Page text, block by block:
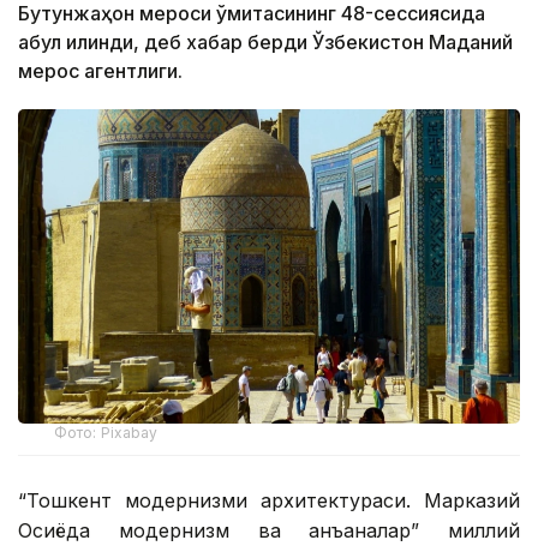
Бутунжаҳон мероси қўмитасининг 48-сессиясида
қабул қилинди, деб хабар берди Ўзбекистон Маданий
мерос агентлиги.
Фото: Pixabay
“Тошкент модернизми архитектураси. Марказий
Осиёда модернизм ва анъаналар” миллий